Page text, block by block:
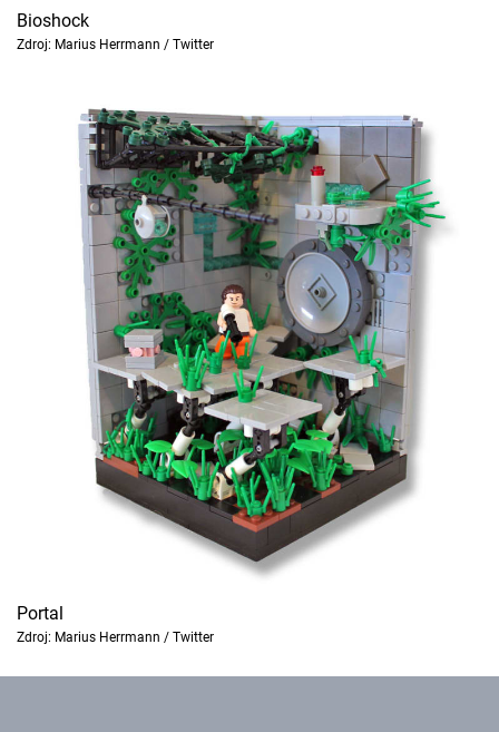
Bioshock
Zdroj: Marius Herrmann / Twitter
Portal
Zdroj: Marius Herrmann / Twitter